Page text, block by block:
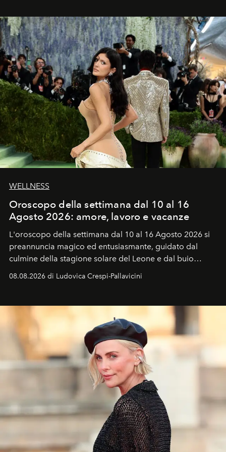
WELLNESS
Oroscopo della settimana dal 10 al 16
Agosto 2026: amore, lavoro e vacanze
L'oroscopo della settimana dal 10 al 16 Agosto 2026 si
preannuncia magico ed entusiasmante, guidato dal
culmine della stagione solare del Leone e dal buio
favorevole della Luna nuova in Leone del 12 agosto,
ideale per la notte delle Perseidi.
08.08.2026 di Ludovica Crespi-Pallavicini